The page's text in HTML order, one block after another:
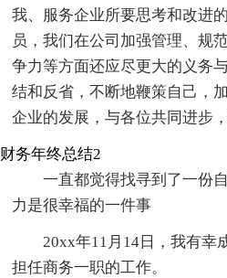
我、服务企业所要思考和改进
员，我们在公司加强管理、规
争力等方面还应尽更大的义务
结和反省，不断地鞭策自己，
企业的发展，与各位共同进步
财务年终总结2
一直都觉得找寻到了一份
力是很幸福的一件事
20xx年11月14日，我有幸
担任商务一职的工作。